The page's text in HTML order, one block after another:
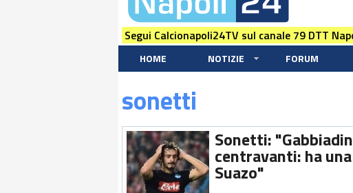
Segui Calcionapoli24TV sul canale 79 DTT
HOME NOTIZIE FORUM
sonetti
Sonetti:
centravanti: ha
Suazo"